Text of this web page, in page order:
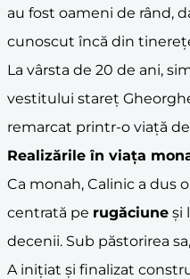
au fost oameni de rând,
cunoscut încă din
La vârsta de 20 de ani,
vestitului stareț
remarcat printr-o viață de
Realizările în viața
Ca monah, Calinic a dus
centrată pe rugăciune și
decenii. Sub păstorirea
A inițiat și finalizat